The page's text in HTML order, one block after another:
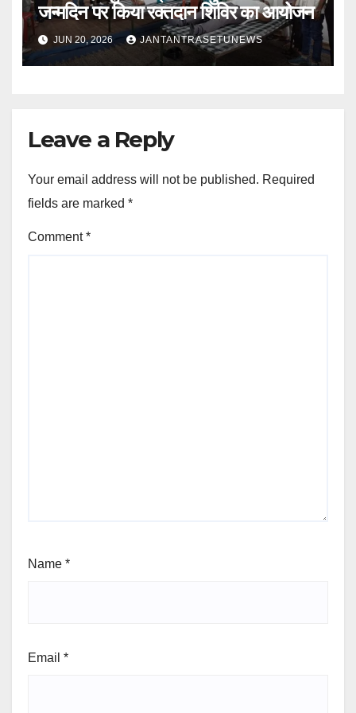
जन्मदिन पर किया रक्तदान शिविर का आयोजन
JUN 20, 2026 JANTANTRASETUNEWS
Leave a Reply
Your email address will not be published. Required
fields are marked *
Comment*
Name *
Email *